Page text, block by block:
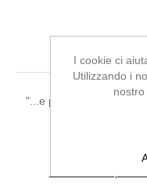
...e
"...e poi", Angelo Falmi,
Si tratta dela
I cookie ci
Utilizzando i
nostro